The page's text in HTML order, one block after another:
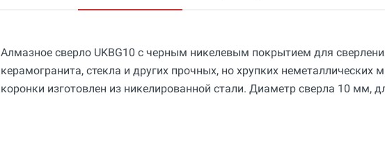
Алмазное сверло UKBG10 с черным никелевым покрытием для
керамогранита, стекла и других прочных, но хрупких неметаллических
коронки изготовлен из никелированной стали. Диаметр сверла 10 мм,